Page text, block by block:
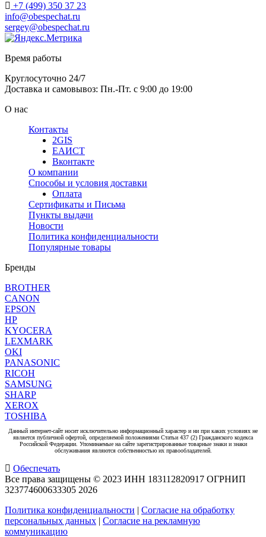
+7 (499) 350 37 23
info@obespechat.ru
sergey@obespechat.ru
Время работы
Круглосуточно 24/7
Доставка и самовывоз: Пн.-Пт. с 9:00 до 19:00
О нас
Контакты
2GIS
ЕАИСТ
Вконтакте
О компании
Способы и условия доставки
Оплата
Сертификаты и Письма
Пункты выдачи
Новости
Политика конфиденциальности
Популярные товары
Бренды
BROTHER
CANON
EPSON
HP
KYOCERA
LEXMARK
OKI
PANASONIC
RICOH
SAMSUNG
SHARP
XEROX
TOSHIBA
Данный интернет-сайт носит исключительно информационный характер и ни при каких условиях не
является публичной офертой, определяемой положениями Статьи 437 (2) Гражданского кодекса
Российской Федерации. Упоминаемые на сайте зарегистрированные товарные знаки и знаки
обслуживания являются собственностью их правообладателей.
Обеспечать
Все права защищены © 2023 ИНН 183112820917 ОГРНИП
323774600633305 2026
Политика конфиденциальности | Согласие на обработку
персональных данных | Согласие на рекламную
коммуникацию